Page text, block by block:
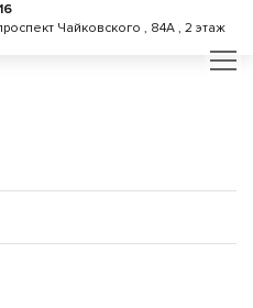
Чайковского , 84А , 2 этаж